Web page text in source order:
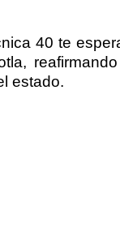
40 te
estado.